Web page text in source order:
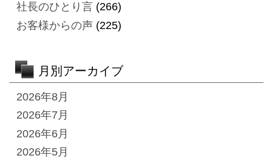
社長のひとり言(266)
お客様からの声(225)
月別アーカイブ
2026年8月
2026年7月
2026年6月
2026年5月